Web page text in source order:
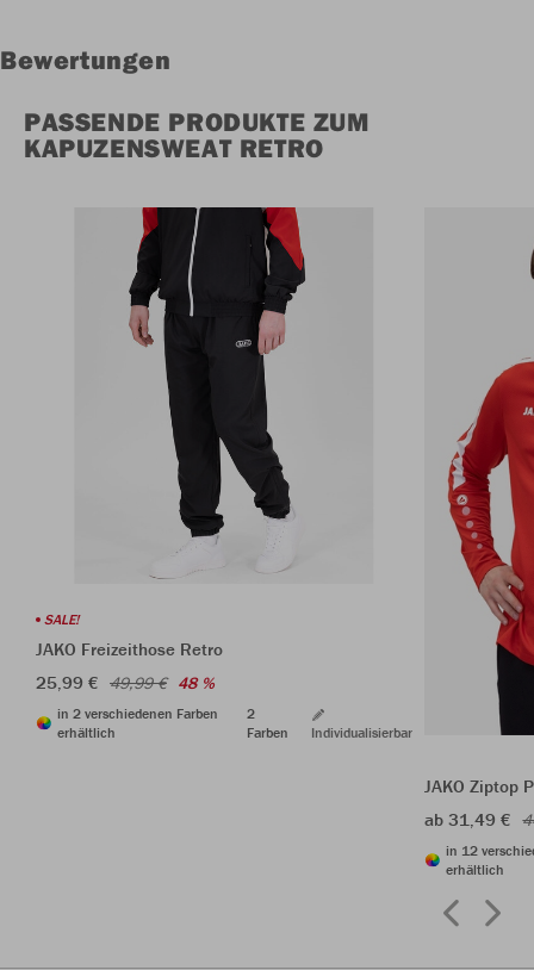
Bewertungen
PASSENDE PRODUKTE ZUM
KAPUZENSWEAT RETRO
SALE!
JAKO Freizeithose Retro
25,99 € 49,99 € 48 %
in 2 verschiedenen Farben
erhältlich
2
Farben
Individualisierbar
JAKO Ziptop
ab 31,49 €
in 12
erhältlich